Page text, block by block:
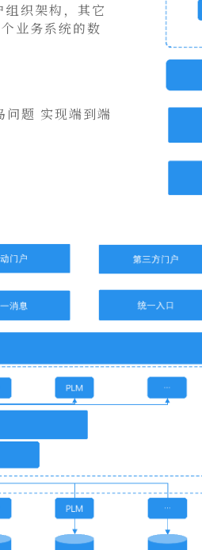
织架构，其它
业务系统的数
问题 实现端到端